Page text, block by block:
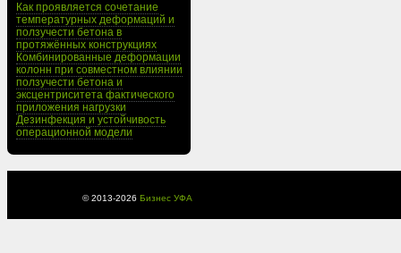
Как проявляется сочетание
температурных деформаций и
ползучести бетона в
протяжённых конструкциях
Комбинированные деформации
колонн при совместном влиянии
ползучести бетона и
эксцентриситета фактического
приложения нагрузки
Дезинфекция и устойчивость
операционной модели
© 2013-2026 Бизнес УФА